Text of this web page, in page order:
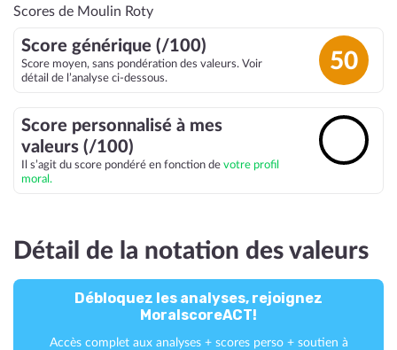
Scores de Moulin Roty
Score générique (/100)
Score moyen, sans pondération des valeurs. Voir
détail de l’analyse ci-dessous.
50
Score personnalisé à mes
valeurs (/100)
Il s’agit du score pondéré en fonction de votre profil
moral.
Détail de la notation des valeurs
Débloquez les analyses, rejoignez
MoralscoreACT!
Accès complet aux analyses + scores perso + soutien à